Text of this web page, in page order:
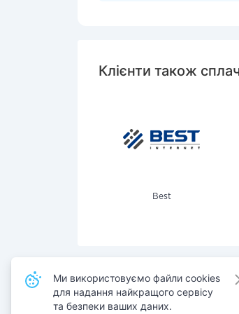
Клієнти також
Best
Також сплачують
Ми використовуємо файли cookies
для надання найкращого сервісу
та безпеки ваших даних.